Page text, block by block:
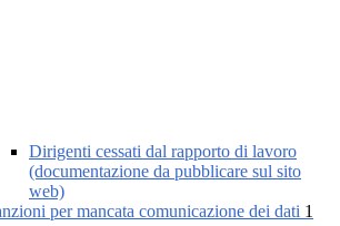
Dirigenti cessati dal rapporto di lavoro
(documentazione da pubblicare sul sito
web)
per mancata comunicazione dei dati 1